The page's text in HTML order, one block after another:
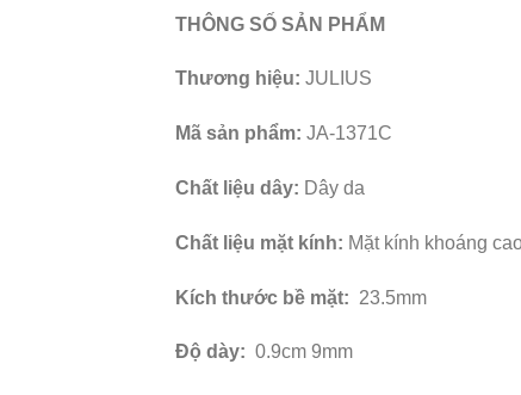
THÔNG SỐ SẢN PHẨM
Thương hiệu: JULIUS
Mã sản phẩm: JA-1371C
Chất liệu dây: Dây da
Chất liệu mặt kính: Mặt kính khoáng
Kích thước bề mặt: 23.5mm
Độ dày: 0.9cm 9mm